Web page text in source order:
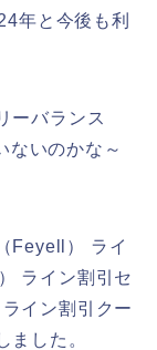
年と今後も利
ーバランス
ないのかな～
Feyell） ライ
ライン割引セ
イン割引クー
ました。